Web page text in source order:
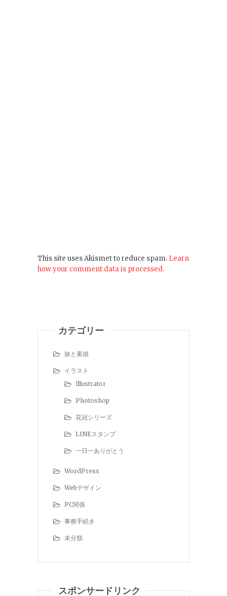
This site uses Akismet to reduce spam. Learn
how your comment data is processed.
カテゴリー
旅と素描
イラスト
Illustrator
Photoshop
花冠シリーズ
LINEスタンプ
一日一ありがとう
WordPress
Webデザイン
PC関係
事務手続き
未分類
スポンサードリンク